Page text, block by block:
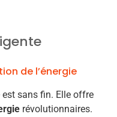
de l’énergie
est sans fin. Elle offre
révolutionnaires.